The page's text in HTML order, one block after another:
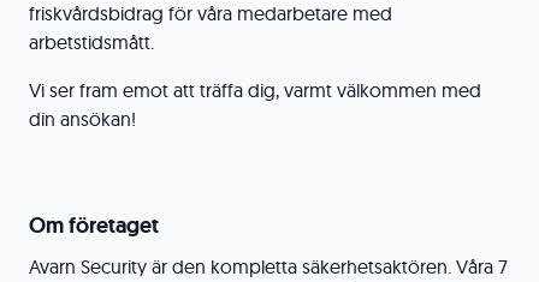
friskvårdsbidrag för våra medarbetare med
arbetstidsmått.
Vi ser fram emot att träffa dig, varmt välkommen med
din ansökan!
Om företaget
Avarn Security är den kompletta säkerhetsaktören. Våra 7